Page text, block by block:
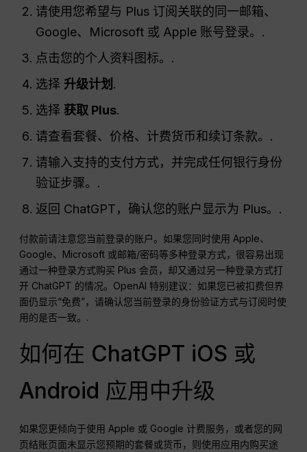
请使用您希望与 Plus 订阅关联的同一邮箱、
Google、Microsoft 或 Apple 账号登录。.
点击您的个人资料图标。.
选择 升级计划 .
选择 获取 Plus.
请查看套餐、价格、计费货币和续订条款。.
请输入支持的支付方式，并完成任何银行身份
验证步骤。.
返回 ChatGPT，确认您的账户显示为 Plus。.
付款前请注意您当前登录的账户。如果您同时使用 Apple、
Google、Microsoft 或邮箱/密码等多种登录方式，很容易出现
通过一种登录方式购买 Plus 会员，却又通过另一种登录方式打
开 ChatGPT 的情况。OpenAI 特别建议：如果您已被扣费但界
面仍显示“免费”，请确认您当前登录的身份验证方式与订阅时使
用的是否一致。.
如何在 ChatGPT iOS 或
Android 应用中升级
如果您更倾向于使用 Apple 或 Google 计费服务，或者您的网
页结账页面未显示您预期的套餐或货币，则使用应用内购买途